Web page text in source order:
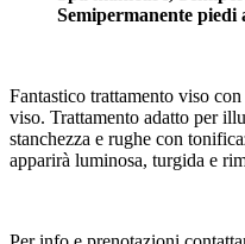
Semipermanente piedi
Fantastico trattamento viso
viso. Trattamento adatto per
stanchezza e rughe con
apparirà luminosa, turgida e